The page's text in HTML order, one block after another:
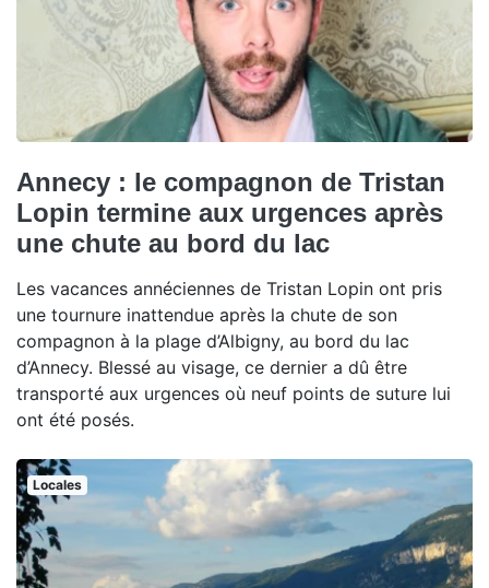
Annecy : le compagnon de Tristan
Lopin termine aux urgences après
une chute au bord du lac
Les vacances annéciennes de Tristan Lopin ont pris
une tournure inattendue après la chute de son
compagnon à la plage d’Albigny, au bord du lac
d’Annecy. Blessé au visage, ce dernier a dû être
transporté aux urgences où neuf points de suture lui
ont été posés.
Locales